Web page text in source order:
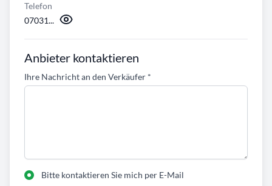
Telefon
07031...
Anbieter kontaktieren
Ihre Nachricht an den Verkäufer *
Bitte kontaktieren Sie mich per E-Mail